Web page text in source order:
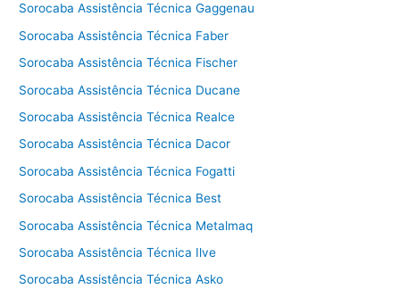
Sorocaba Assistência Técnica Gaggenau
Sorocaba Assistência Técnica Faber
Sorocaba Assistência Técnica Fischer
Sorocaba Assistência Técnica Ducane
Sorocaba Assistência Técnica Realce
Sorocaba Assistência Técnica Dacor
Sorocaba Assistência Técnica Fogatti
Sorocaba Assistência Técnica Best
Sorocaba Assistência Técnica Metalmaq
Sorocaba Assistência Técnica Ilve
Sorocaba Assistência Técnica Asko